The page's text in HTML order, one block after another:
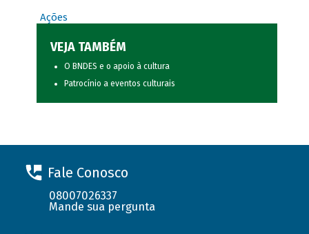
Ações
VEJA TAMBÉM
O BNDES e o apoio à cultura
Patrocínio a eventos culturais
Fale Conosco
08007026337
Mande sua pergunta